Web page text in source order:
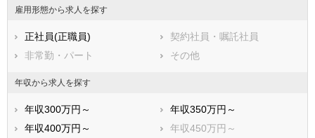
雇用形態から求人を探す
正社員(正職員)
契約社員・嘱託社員
非常勤・パート
その他
年収から求人を探す
年収300万円～
年収350万円～
年収400万円～
年収450万円～